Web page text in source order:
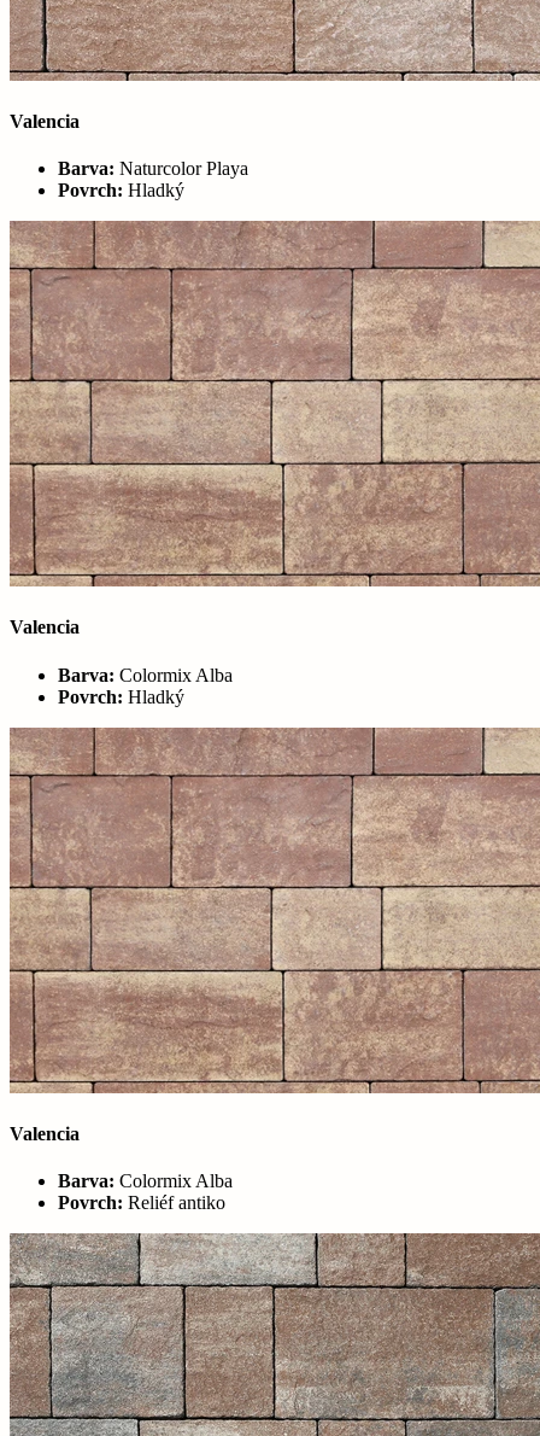
Valencia
Barva: Naturcolor Playa
Povrch: Hladký
Valencia
Barva: Colormix Alba
Povrch: Hladký
Valencia
Barva: Colormix Alba
Povrch: Reliéf antiko